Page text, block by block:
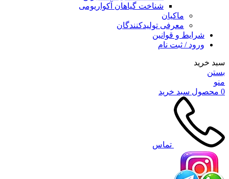
شناخت گیاهان آکواریومی
ماکیان
معرفی تولیدکنندگان
شرایط و قوانین
ورود / ثبت نام
سبد خرید
بستن
منو
0 محصول سبد خرید
تماس